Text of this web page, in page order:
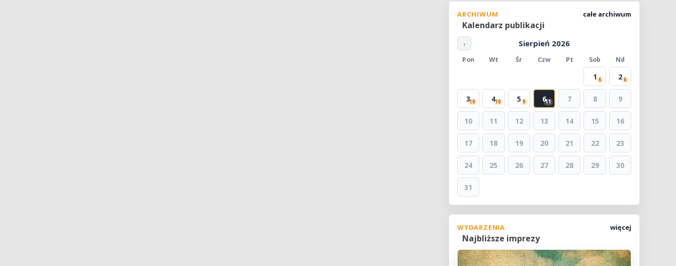
ARCHIWUM
Kalendarz publikacji
całe archiwum
‹ Sierpień 2026
Pon Wt Śr Czw Pt Sob Nd
1 6 2 6
310 410 5 9 611 7 8 9
10 11 12 13 14 15 16
17 18 19 20 21 22 23
24 25 26 27 28 29 30
31
WYDARZENIA
Najbliższe imprezy
więcej